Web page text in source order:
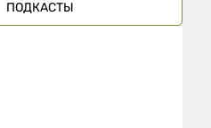
ПОДКАСТЫ